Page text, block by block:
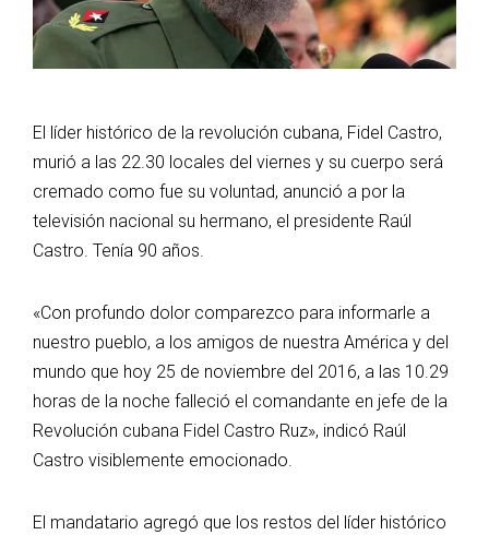
El líder histórico de la revolución cubana, Fidel Castro,
murió a las 22.30 locales del viernes y su cuerpo será
cremado como fue su voluntad, anunció a por la
televisión nacional su hermano, el presidente Raúl
Castro. Tenía 90 años.
«Con profundo dolor comparezco para informarle a
nuestro pueblo, a los amigos de nuestra América y del
mundo que hoy 25 de noviembre del 2016, a las 10.29
horas de la noche falleció el comandante en jefe de la
Revolución cubana Fidel Castro Ruz», indicó Raúl
Castro visiblemente emocionado.
El mandatario agregó que los restos del líder histórico